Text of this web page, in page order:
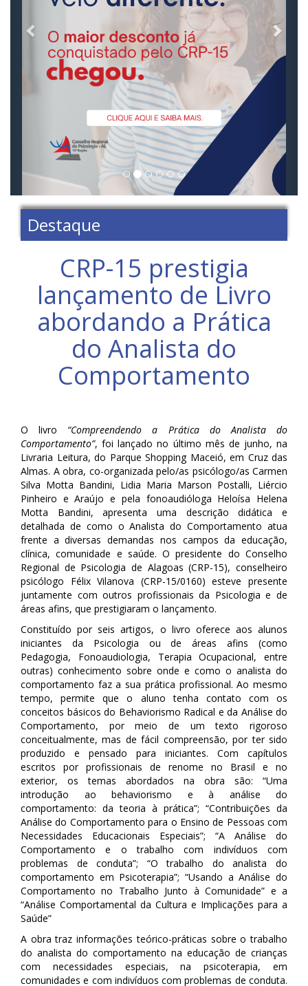
Destaque
CRP-15 prestigia
lançamento de Livro
abordando a Prática
do Analista do
Comportamento
O livro “Compreendendo a Prática do Analista do
Comportamento”, foi lançado no último mês de junho, na
Livraria Leitura, do Parque Shopping Maceió, em Cruz das
Almas. A obra, co-organizada pelo/as psicólogo/as Carmen
Silva Motta Bandini, Lidia Maria Marson Postalli, Liércio
Pinheiro e Araújo e pela fonoaudióloga Heloísa Helena
Motta Bandini, apresenta uma descrição didática e
detalhada de como o Analista do Comportamento atua
frente a diversas demandas nos campos da educação,
clínica, comunidade e saúde. O presidente do Conselho
Regional de Psicologia de Alagoas (CRP-15), conselheiro
psicólogo Félix Vilanova (CRP-15/0160) esteve presente
juntamente com outros profissionais da Psicologia e de
áreas afins, que prestigiaram o lançamento.
Constituído por seis artigos, o livro oferece aos alunos
iniciantes da Psicologia ou de áreas afins (como
Pedagogia, Fonoaudiologia, Terapia Ocupacional, entre
outras) conhecimento sobre onde e como o analista do
comportamento faz a sua prática profissional. Ao mesmo
tempo, permite que o aluno tenha contato com os
conceitos básicos do Behaviorismo Radical e da Análise do
Comportamento, por meio de um texto rigoroso
conceitualmente, mas de fácil compreensão, por ter sido
produzido e pensado para iniciantes. Com capítulos
escritos por profissionais de renome no Brasil e no
exterior, os temas abordados na obra são: “Uma
introdução ao behaviorismo e à análise do
comportamento: da teoria à prática”; “Contribuições da
Análise do Comportamento para o Ensino de Pessoas com
Necessidades Educacionais Especiais”; “A Análise do
Comportamento e o trabalho com indivíduos com
problemas de conduta”; “O trabalho do analista do
comportamento em Psicoterapia”; “Usando a Análise do
Comportamento no Trabalho Junto à Comunidade” e a
“Análise Comportamental da Cultura e Implicações para a
Saúde”
A obra traz informações teórico-práticas sobre o trabalho
do analista do comportamento na educação de crianças
com necessidades especiais, na psicoterapia, em
comunidades e com indivíduos com problemas de conduta.